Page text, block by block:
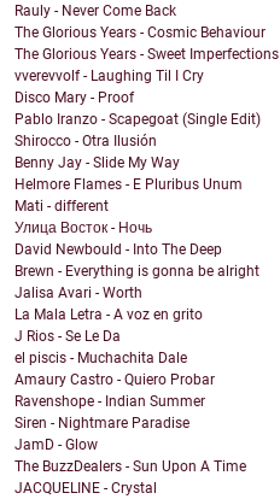
Rauly - Never Come Back
The Glorious Years - Cosmic Behaviour
The Glorious Years - Sweet Imperfections
vverevvolf - Laughing Til I Cry
Disco Mary - Proof
Pablo Iranzo - Scapegoat (Single Edit)
Shirocco - Otra Ilusión
Benny Jay - Slide My Way
Helmore Flames - E Pluribus Unum
Mati - different
Улица Восток - Ночь
David Newbould - Into The Deep
Brewn - Everything is gonna be alright
Jalisa Avari - Worth
La Mala Letra - A voz en grito
J Rios - Se Le Da
el piscis - Muchachita Dale
Amaury Castro - Quiero Probar
Ravenshope - Indian Summer
Siren - Nightmare Paradise
JamD - Glow
The BuzzDealers - Sun Upon A Time
JACQUELINE - Crystal